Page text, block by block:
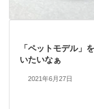
「ペットモデル」
いたいなぁ
2021年6月27日